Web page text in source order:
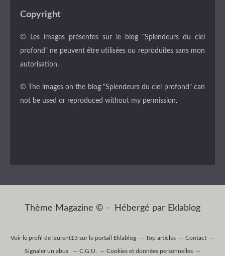
Copyright
© Les images présentes sur le blog "Splendeurs du ciel
profond" ne peuvent être utilisées ou reproduites sans mon
autorisation.
© The images on the blog "Splendeurs du ciel profond" can
not be used or reproduced without my permission.
Thème Magazine © - Hébergé par Eklablog
Voir le profil de laurent13 sur le portail Eklablog Top articles Contact
Signaler un abus C.G.U. Cookies et données personnelles